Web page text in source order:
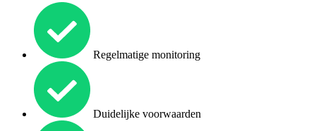
Regelmatige monitoring
Duidelijke voorwaarden